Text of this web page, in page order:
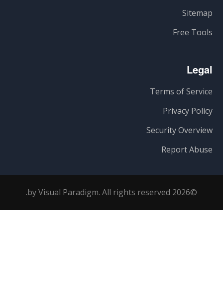
Sitemap
Free Tools
Legal
Terms of Service
Privacy Policy
Security Overview
Report Abuse
©2026 by Visual Paradigm. All rights reserved.